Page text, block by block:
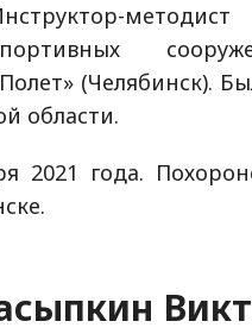
(Челябинск).
области.
2021 года.